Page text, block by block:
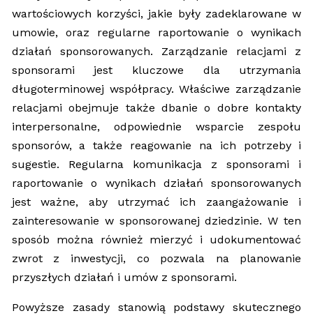
wartościowych korzyści, jakie były zadeklarowane w
umowie, oraz regularne raportowanie o wynikach
działań sponsorowanych. Zarządzanie relacjami z
sponsorami jest kluczowe dla utrzymania
długoterminowej współpracy. Właściwe zarządzanie
relacjami obejmuje także dbanie o dobre kontakty
interpersonalne, odpowiednie wsparcie zespołu
sponsorów, a także reagowanie na ich potrzeby i
sugestie. Regularna komunikacja z sponsorami i
raportowanie o wynikach działań sponsorowanych
jest ważne, aby utrzymać ich zaangażowanie i
zainteresowanie w sponsorowanej dziedzinie. W ten
sposób można również mierzyć i udokumentować
zwrot z inwestycji, co pozwala na planowanie
przyszłych działań i umów z sponsorami.
Powyższe zasady stanowią podstawy skutecznego